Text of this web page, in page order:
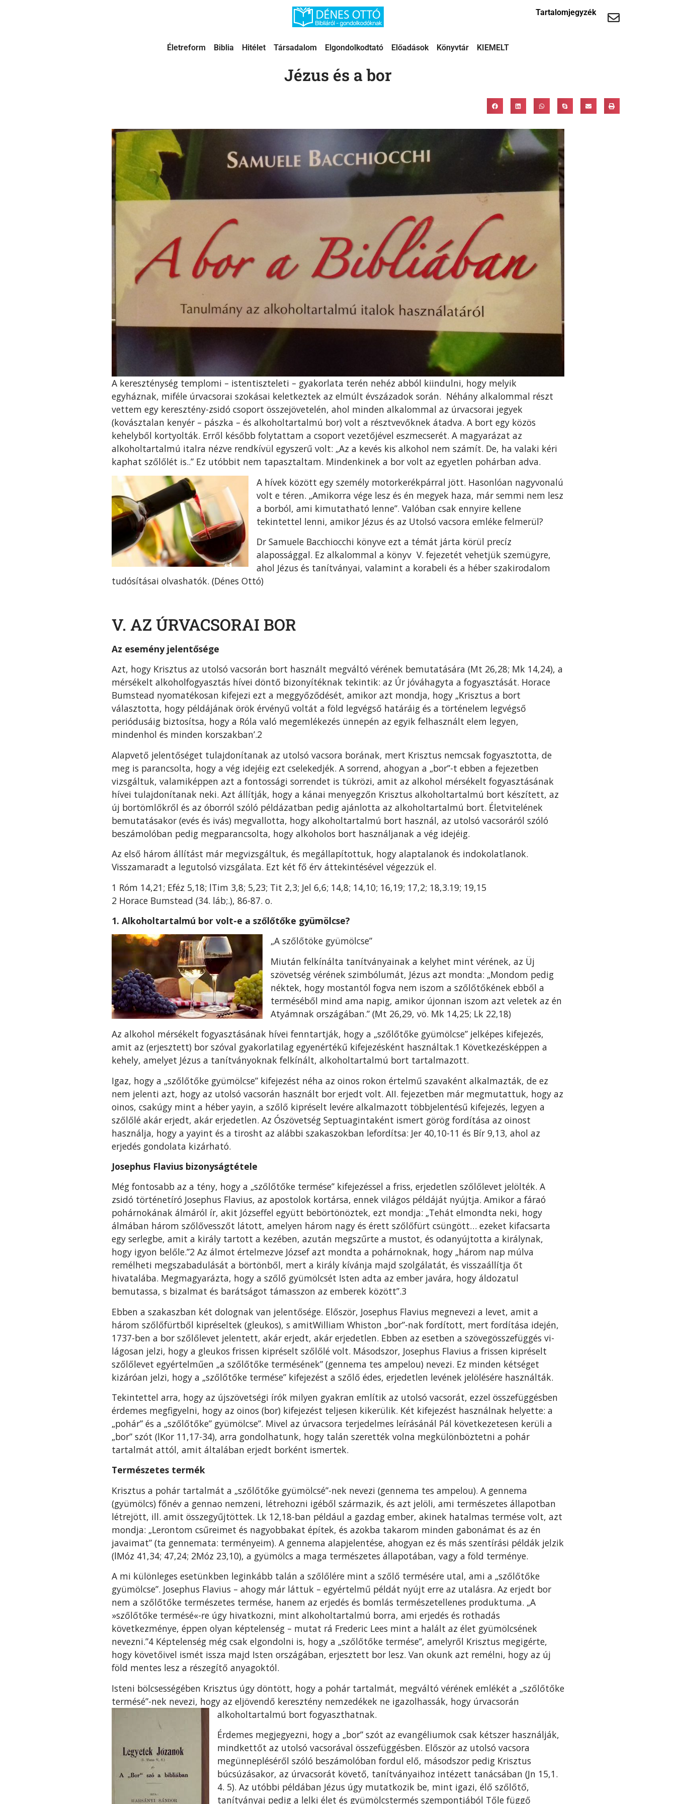
Tartalomjegyzék
Életreform Biblia Hitélet Társadalom Elgondolkodtató Előadások Könyvtár KIEMELT
Jézus és a bor
A kereszténység templomi – istentiszteleti – gyakorlata terén nehéz abból kiindulni, hogy melyik
egyháznak, miféle úrvacsorai szokásai keletkeztek az elmúlt évszázadok során. Néhány alkalommal részt
vettem egy keresztény-zsidó csoport összejövetelén, ahol minden alkalommal az úrvacsorai jegyek
(kovásztalan kenyér – pászka – és alkoholtartalmú bor) volt a résztvevőknek átadva. A bort egy közös
kehelyből kortyolták. Erről később folytattam a csoport vezetőjével eszmecserét. A magyarázat az
alkoholtartalmú italra nézve rendkívül egyszerű volt: „Az a kevés kis alkohol nem számít. De, ha valaki kéri
kaphat szőlőlét is..” Ez utóbbit nem tapasztaltam. Mindenkinek a bor volt az egyetlen pohárban adva.
A hívek között egy személy motorkerékpárral jött. Hasonlóan nagyvonalú
volt e téren. „Amikorra vége lesz és én megyek haza, már semmi nem lesz
a borból, ami kimutatható lenne”. Valóban csak ennyire kellene
tekintettel lenni, amikor Jézus és az Utolsó vacsora emléke felmerül?
Dr Samuele Bacchiocchi könyve ezt a témát járta körül precíz
alapossággal. Ez alkalommal a könyv V. fejezetét vehetjük szemügyre,
ahol Jézus és tanítványai, valamint a korabeli és a héber szakirodalom
tudósításai olvashatók. (Dénes Ottó)
V. AZ ÚRVACSORAI BOR
Az esemény jelentősége
Azt, hogy Krisztus az utolsó vacsorán bort használt megváltó vérének bemuta­tására (Mt 26,28; Mk 14,24), a
mérsékelt alkoholfogyasztás hívei döntő bizonyí­téknak tekintik: az Úr jóváhagyta a fogyasztását. Horace
Bumstead nyomaté­kosan kifejezi ezt a meggyőződését, amikor azt mondja, hogy „Krisztus a bort
választotta, hogy példájának örök érvényű voltát a föld legvégső határáig és a történelem legvégső
periódusáig biztosítsa, hogy a Róla való megemlékezés ün­nepén az egyik felhasznált elem legyen,
mindenhol és minden korszakban’.2
Alapvető jelentőséget tulajdonítanak az utolsó vacsora borának, mert Krisztus nemcsak fogyasztotta, de
meg is parancsolta, hogy a vég idejéig ezt cselekedjék. A sorrend, ahogyan a „bor”-t ebben a fejezetben
vizsgáltuk, vala­miképpen azt a fontossági sorrendet is tükrözi, amit az alkohol mérsékelt fo­gyasztásának
hívei tulajdonítanak neki. Azt állítják, hogy a kánai menyegzőn Krisztus alkoholtartalmú bort készített, az
új bortömlőkről és az óborról szóló példázatban pedig ajánlotta az alkoholtartalmú bort. Életvitelének
bemutatá­sakor (evés és ivás) megvallotta, hogy alkoholtartalmú bort használ, az utolsó vacsoráról szóló
beszámolóban pedig megparancsolta, hogy alkoholos bort használjanak a vég idejéig.
Az első három állítást már megvizsgáltuk, és megállapítottuk, hogy alap­talanok és indokolatlanok.
Visszamaradt a legutolsó vizsgálata. Ezt két fő érv áttekintésével végezzük el.
1 Róm 14,21; Eféz 5,18; lTim 3,8; 5,23; Tit 2,3; Jel 6,6; 14,8; 14,10; 16,19; 17,2; 18,3.19; 19,15
2 Horace Bumstead (34. láb;.), 86-87. o.
1. Alkoholtartalmú bor volt-e a szőlőtőke gyümölcse?
„A szőlőtöke gyümölcse”
Miután felkínálta tanítványainak a kelyhet mint vérének, az Üj
szövetség vérének szimbólumát, Jézus azt mondta: „Mondom pedig
néktek, hogy mos­tantól fogva nem iszom a szőlőtőkének ebből a
terméséből mind ama napig, amikor újonnan iszom azt veletek az én
Atyámnak országában.” (Mt 26,29, vö. Mk 14,25; Lk 22,18)
Az alkohol mérsékelt fogyasztásának hívei fenntartják, hogy a „szőlőtőke gyümölcse” jelképes kifejezés,
amit az (erjesztett) bor szó­val gyakorlatilag egyenértékű kifejezésként használtak.1 Következésképpen a
kehely, amelyet Jézus a tanítványoknak felkínált, alkoholtartalmú bort tartal­mazott.
Igaz, hogy a „szőlőtőke gyümölcse” kifejezést néha az oinos rokon értelmű szavaként alkalmazták, de ez
nem jelenti azt, hogy az utolsó vacsorán hasz­nált bor erjedt volt. AII. fejezetben már megmutattuk, hogy az
oinos, csakúgy mint a héber yayin, a szőlő kipréselt levére alkalmazott többjelentésű kifejezés, legyen a
szőlőlé akár erjedt, akár erjedetlen. Az Ószövetség Septuagintaként ismert görög fordítása az oinost
használja, hogy a yayint és a tirosht az alábbi szakaszokban lefordítsa: Jer 40,10-11 és Bír 9,13, ahol az
erjedés gondolata ki­zárható.
Josephus Flavius bizonyságtétele
Még fontosabb az a tény, hogy a „szőlőtőke termése” kifejezéssel a friss, er­jedetlen szőlőlevet jelölték. A
zsidó történetíró Josephus Flavius, az aposto­lok kortársa, ennek világos példáját nyújtja. Amikor a fáraó
pohárnokának álmáról ír, akit Józseffel együtt bebörtönöztek, ezt mondja: „Tehát elmondta neki, hogy
álmában három szőlővesszőt látott, amelyen három nagy és érett szőlőfürt csüngött… ezeket kifacsarta
egy serlegbe, amit a király tartott a ke­zében, azután megszűrte a mustot, és odanyújtotta a királynak,
hogy igyon belőle.”2 Az álmot értelmezve József azt mondta a pohárnoknak, hogy „három nap múlva
remélheti megszabadulását a börtönből, mert a király kívánja majd szolgálatát, és visszaállítja őt
hivatalába. Megmagyarázta, hogy a szőlő gyü­mölcsét Isten adta az ember javára, hogy áldozatul
bemutassa, s bizalmat és barátságot támasszon az emberek között”.3
Ebben a szakaszban két dolognak van jelentősége. Először, Josephus Flavius megnevezi a levet, amit a
három szőlőfürtből kipréseltek (gleukos), s amitWilliam Whiston „bor”-nak fordított, mert fordítása idején,
1737-ben a bor szőlőlevet je­lentett, akár erjedt, akár erjedetlen. Ebben az esetben a szövegösszefüggés vi­
lágosan jelzi, hogy a gleukos frissen kipréselt szőlőlé volt. Másodszor, Josephus Flavius a frissen kipréselt
szőlőlevet egyértelműen „a szőlőtőke termésének” (gennema tes ampelou) nevezi. Ez minden kétséget
kizáróan jelzi, hogy a „sző­lőtőke termése” kifejezést a szőlő édes, erjedetlen levének jelölésére használták.
Tekintettel arra, hogy az újszövetségi írók milyen gyakran említik az utol­só vacsorát, ezzel összefüggésben
érdemes megfigyelni, hogy az oinos (bor) kifejezést teljesen kikerülik. Két kifejezést használnak helyette: a
„pohár” és a „szőlőtőke” gyümölcse”. Mivel az úrvacsora terjedelmes leírásánál Pál követ­kezetesen kerüli a
„bor” szót (lKor 11,17-34), arra gondolhatunk, hogy talán szerették volna megkülönböztetni a pohár
tartalmát attól, amit általában er­jedt borként ismertek.
Természetes termék
Krisztus a pohár tartalmát a „szőlőtőke gyümölcsé”-nek nevezi (gennema tes ampelou). A gennema
(gyümölcs) főnév a gennao nemzeni, létrehozni igéből származik, és azt jelöli, ami természetes állapotban
létrejött, ill. amit össze­gyűjtöttek. Lk 12,18-ban például a gazdag ember, akinek hatalmas termé­se volt, azt
mondja: „Lerontom csűreimet és nagyobbakat építek, és azokba takarom minden gabonámat és az én
javaimat” (ta gennemata: terményeim). A gennema alapjelentése, ahogyan ez és más szentírási példák jelzik
(lMóz 41,34; 47,24; 2Móz 23,10), a gyümölcs a maga természetes állapotában, vagy a föld terménye.
A mi különleges esetünkben leginkább talán a szőlőlére mint a szőlő ter­mésére utal, ami a „szőlőtőke
gyümölcse”. Josephus Flavius – ahogy már lát­tuk – egyértelmű példát nyújt erre az utalásra. Az erjedt bor
nem a szőlőtőke természetes termése, hanem az erjedés és bomlás természetellenes produktu­ma. „A
»szőlőtőke termésé«-re úgy hivatkozni, mint alkoholtartalmú borra, ami erjedés és rothadás
következménye, éppen olyan képtelenség – mutat rá Frederic Lees mint a halált az élet gyümölcsének
nevezni.”4 Képtelenség még csak elgondolni is, hogy a „szőlőtőke termése”, amelyről Krisztus meg­igérte,
hogy követőivel ismét issza majd Isten országában, erjesztett bor lesz. Van okunk azt remélni, hogy az új
föld mentes lesz a részegítő anyagoktól.
Isteni bölcsességében Krisztus úgy döntött, hogy a pohár tartalmát, meg­váltó vérének emlékét a „szőlőtőke
termésé”-nek nevezi, hogy az eljövendő ke­resztény nemzedékek ne igazolhassák, hogy úrvacsorán
alkoholtartalmú bort fogyaszthatnak.
Érdemes megjegyezni, hogy a „bor” szót az evangéliumok csak kétszer használják,
mindkettőt az utolsó vacsorával összefüggésben. Először az utol­só vacsora
megünnepléséről szóló beszámolóban fordul elő, másodszor pedig Krisztus
búcsúzásakor, az úrvacsorát követő, tanítványaihoz intézett tanácsá­ban (Jn 15,1.
4. 5). Az utóbbi példában Jézus úgy mutatkozik be, mint igazi, élő szőlőtő,
tanítványai pedig a lelki élet és gyümölcstermés szempontjából Tőle függő